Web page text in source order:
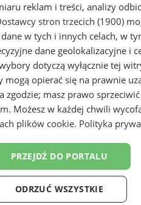
drzew – skatepark
infrastruktury
reklam i treści, analizy
stron trzecich (1900)
w tych i innych celach, w
dane geolokalizacyjne i
dotyczą wyłącznie tej
mogą opierać się na prawnie
zgodzie; masz prawo
. Możesz w każdej chwili
plików cookie. Polityka
PRZEJDŹ DO PORTALU
ODRZUĆ WSZYSTKIE